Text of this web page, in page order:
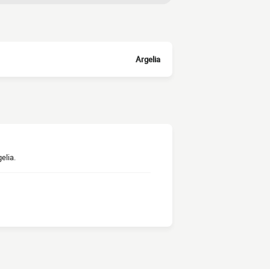
Argelia